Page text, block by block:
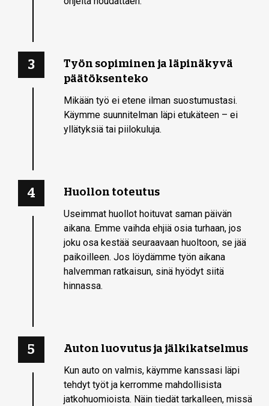
3
Työn sopiminen ja läpinäkyvä
päätöksenteko
Mikään työ ei etene ilman suostumustasi.
Käymme suunnitelman läpi etukäteen – ei
yllätyksiä tai piilokuluja.
4 Huollon toteutus
Useimmat huollot hoituvat saman päivän
aikana. Emme vaihda ehjiä osia turhaan, jos
joku osa kestää seuraavaan huoltoon, se jää
paikoilleen. Jos löydämme työn aikana
halvemman ratkaisun, sinä hyödyt siitä
hinnassa.
5 Auton luovutus ja jälkikatselmus
Kun auto on valmis, käymme kanssasi läpi
tehdyt työt ja kerromme mahdollisista
jatkohuomioista. Näin tiedät tarkalleen, missä